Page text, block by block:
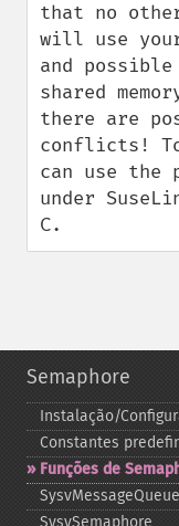
that no
will use
and
shared
there are
conflicts!
can use
under
C.
Semaphore
Instalação/
Constantes
Funções de
SysvMessageQueue
SysvSemaphore